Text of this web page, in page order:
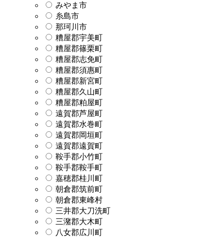
みやま市
糸島市
那珂川市
糟屋郡宇美町
糟屋郡篠栗町
糟屋郡志免町
糟屋郡須惠町
糟屋郡新宮町
糟屋郡久山町
糟屋郡粕屋町
遠賀郡芦屋町
遠賀郡水巻町
遠賀郡岡垣町
遠賀郡遠賀町
鞍手郡小竹町
鞍手郡鞍手町
嘉穂郡桂川町
朝倉郡筑前町
朝倉郡東峰村
三井郡大刀洗町
三潴郡大木町
八女郡広川町